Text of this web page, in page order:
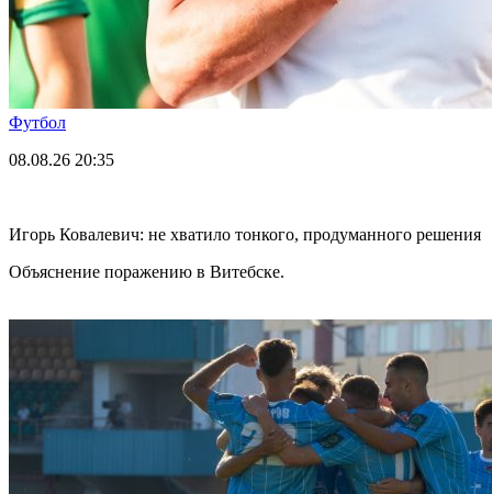
Футбол
08.08.26 20:35
Игорь Ковалевич: не хватило тонкого, продуманного решения
Объяснение поражению в Витебске.